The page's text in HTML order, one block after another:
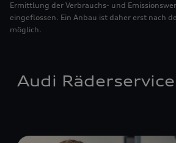
Ermittlung der Verbrauchs- und
eingeflossen. Ein Anbau ist daher erst nach
möglich.
Audi Räderservice